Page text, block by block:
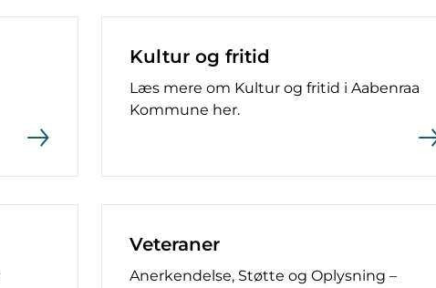
Kultur og fritid
Læs mere om Kultur og fritid i Aabenraa
Kommune her.
Veteraner
Anerkendelse, Støtte og Oplysning –